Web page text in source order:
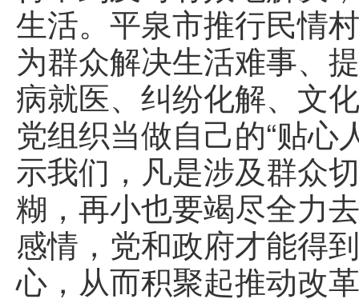
生活。平泉市推行民情
为群众解决生活难事、
病就医、纠纷化解、文
党组织当做自己的“贴心
示我们，凡是涉及群众
糊，再小也要竭尽全力
感情，党和政府才能得
心，从而积聚起推动改